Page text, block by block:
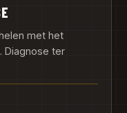
met het
Diagnose ter